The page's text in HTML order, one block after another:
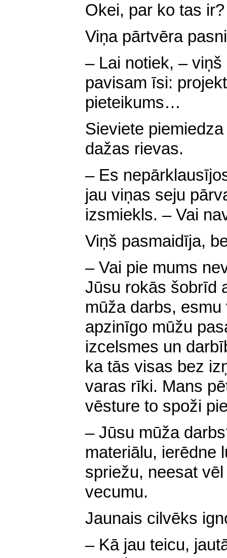
Okei, par ko tas ir?
Viņa pārtvēra
– Lai notiek, –
pavisam īsi:
pieteikums…
Sieviete
dažas rievas.
– Es
jau viņas seju
izsmiekls. – Vai
Viņš pasmaidīja,
– Vai pie mums
Jūsu rokās šobrīd
mūža darbs,
apzinīgo mūžu
izcelsmes un
ka tās visas bez
varas rīki. Mans
vēsture to spoži
– Jūsu mūža
materiālu, ierēdne
spriežu, neesat
vecumu.
Jaunais cilvēks
– Kā jau teicu,